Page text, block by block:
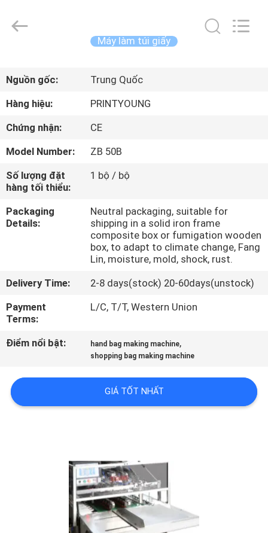
CHỦ
CÁC
SẢN
TÔI
THAM
QUAN
MÁY
Printyoung
International
Máy làm túi giấy
Nguồn gốc:
Trung Quốc
Hàng hiệu:
PRINTYOUNG
Chứng nhận:
CE
Model Number:
ZB 50B
Số lượng đặt
hàng tối thiểu:
1 bộ / bộ
Packaging
Details:
Neutral packaging, suitable for
shipping in a solid iron frame
composite box or fumigation wooden
box, to adapt to climate change, Fang
Lin, moisture, mold, shock, rust.
Delivery Time:
2-8 days(stock) 20-60days(unstock)
Payment
Terms:
L/C, T/T, Western Union
Điểm nổi bật: hand bag making machine,
shopping bag making machine
GIÁ TỐT NHẤT